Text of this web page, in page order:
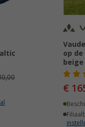
op de
beige
€